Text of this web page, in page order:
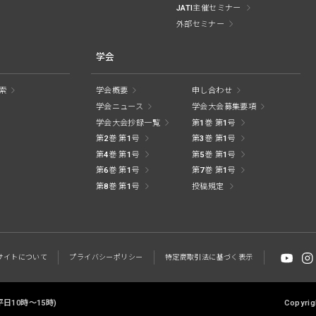
JATI主催セミナー
外部セミナー
学会
学会概要
申し合わせ
学会ニュース
学会大会募集要項
学会大会抄録一覧
第1巻 第1号
第2巻 第1号
第3巻 第1号
第4巻 第1号
第5巻 第1号
第6巻 第1号
第7巻 第1号
第8巻 第1号
投稿規定
イトについて プライバシーポリシー 特定商取引法に基づく表示
10時～15時)